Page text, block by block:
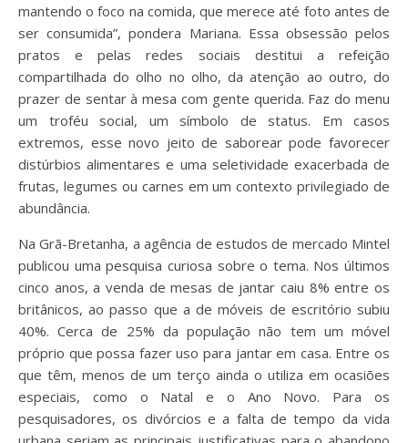
mantendo o foco na comida, que merece até foto antes de
ser consumida”, pondera Mariana. Essa obsessão pelos
pratos e pelas redes sociais destitui a refeição
compartilhada do olho no olho, da atenção ao outro, do
prazer de sentar à mesa com gente querida. Faz do menu
um troféu social, um símbolo de status. Em casos
extremos, esse novo jeito de saborear pode favorecer
distúrbios alimentares e uma seletividade exacerbada de
frutas, legumes ou carnes em um contexto privilegiado de
abundância.
Na Grã-Bretanha, a agência de estudos de mercado Mintel
publicou uma pesquisa curiosa sobre o tema. Nos últimos
cinco anos, a venda de mesas de jantar caiu 8% entre os
britânicos, ao passo que a de móveis de escritório subiu
40%. Cerca de 25% da população não tem um móvel
próprio que possa fazer uso para jantar em casa. Entre os
que têm, menos de um terço ainda o utiliza em ocasiões
especiais, como o Natal e o Ano Novo. Para os
pesquisadores, os divórcios e a falta de tempo da vida